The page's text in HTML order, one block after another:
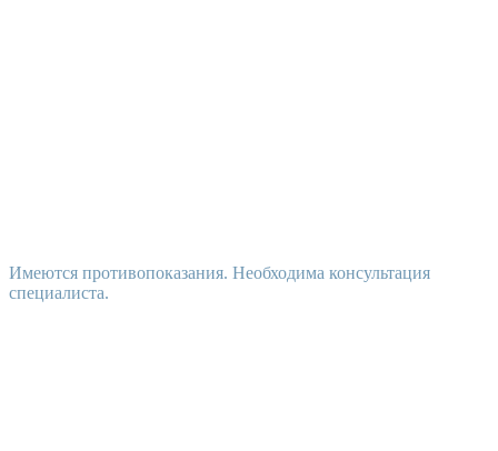
Имеются противопоказания. Необходима консультация
специалиста.